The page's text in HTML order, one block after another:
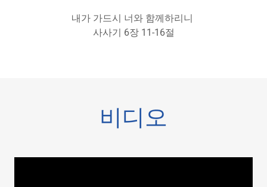
내가 가드시 너와 함께하리니
사사기 6장 11-16절
비디오